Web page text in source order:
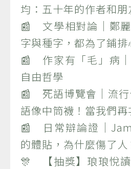
均：五十年的作者和
📰 文學相對論｜鄭
字與種字，都為了鋪排
📰 作家有「毛」病
自由哲學
📰 死語博覽會｜流行
語像中筒襪！當我們
📰 日常辯論證｜
的體貼，為什麼傷了人
🎊 【抽獎】琅琅悅